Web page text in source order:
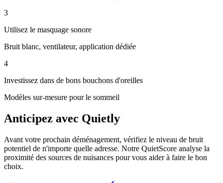
3
Utilisez le masquage sonore
Bruit blanc, ventilateur, application dédiée
4
Investissez dans de bons bouchons d'oreilles
Modèles sur-mesure pour le sommeil
Anticipez avec Quietly
Avant votre prochain déménagement, vérifiez le niveau de bruit
potentiel de n'importe quelle adresse. Notre QuietScore analyse la
proximité des sources de nuisances pour vous aider à faire le bon
choix.